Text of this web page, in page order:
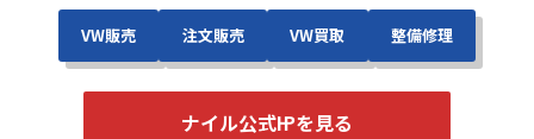
VW販売 注文販売 VW買取 整備修理
ナイル公式㏋を見る